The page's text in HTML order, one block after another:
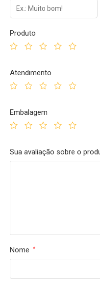
Produto
Atendimento
Embalagem
Sua avaliação sobre o
Nome *